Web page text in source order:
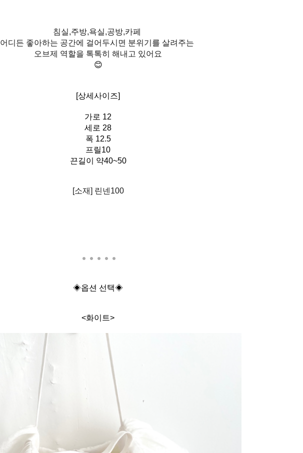
침실,주방,욕실,공방,카페
어디든 좋아하는 공간에 걸어두시면 분위기를 살려주는
오브제 역할을 톡톡히 해내고 있어요
😊
[상세사이즈]
가로 12
세로 28
폭 12.5
프릴10
끈길이 약40~50
[소재] 린넨100
◈옵션 선택◈
<화이트>